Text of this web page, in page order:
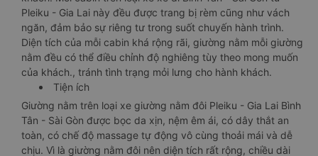
Pleiku - Gia Lai này đều được trang bị rèm cũng như vách
ngăn, đảm bảo sự riêng tư trong suốt chuyến hành trình.
Diện tích của mỗi cabin khá rộng rãi, giường nằm mỗi giường
nằm đều có thể điều chỉnh độ nghiêng tùy theo mong muốn
của khách., tránh tình trạng mỏi lưng cho hành khách.
Tiện ích
Giường nằm trên loại xe giường nằm đôi Pleiku - Gia Lai Bình
Tân - Sài Gòn được bọc da xịn, nệm êm ái, có dây thắt an
toàn, có chế độ massage tự động vô cùng thoải mái và dễ
chịu. Vì là giường nằm đôi nên diện tích rất rộng, chiều dài